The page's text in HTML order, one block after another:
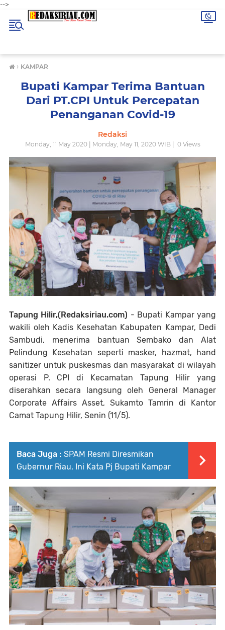
-->
› KAMPAR
Bupati Kampar Terima Bantuan
Dari PT.CPI Untuk Percepatan
Penanganan Covid-19
Redaksi
Monday, 11 May 2020 | Monday, May 11, 2020 WIB | 0Views
Tapung Hilir,(Redaksiriau.com) - Bupati Kampar yang
wakili oleh Kadis Kesehatan Kabupaten Kampar, Dedi
Sambudi, menerima bantuan Sembako dan Alat
Pelindung Kesehatan seperti masker, hazmat, hand
sanitizer untuk puskesmas dan masyarakat di wilayah
operasi P. CPI di Kecamatan Tapung Hilir yang
diserahkan secara langsung oleh General Manager
Corporate Affairs Asset, Sukamto Tamrin di Kantor
Camat Tapung Hilir, Senin (11/5).
Baca Juga : SPAM Resmi Diresmikan
Gubernur Riau, Ini Kata Pj Bupati Kampar